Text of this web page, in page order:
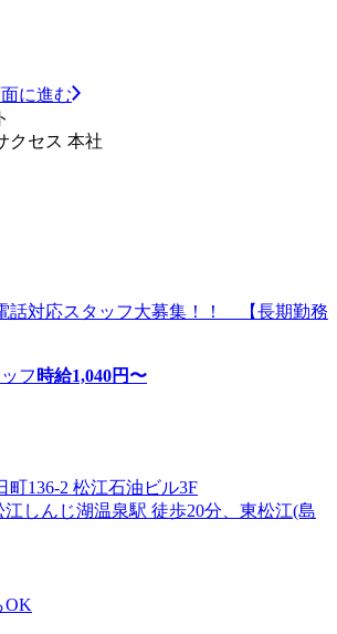
に進む
クセス 本社
話対応スタッフ大募集！！ 【長期勤務
フ 時給1,040円〜
町136-2 松江石油ビル3F
しんじ湖温泉駅 徒歩20分、東松江(島
OK